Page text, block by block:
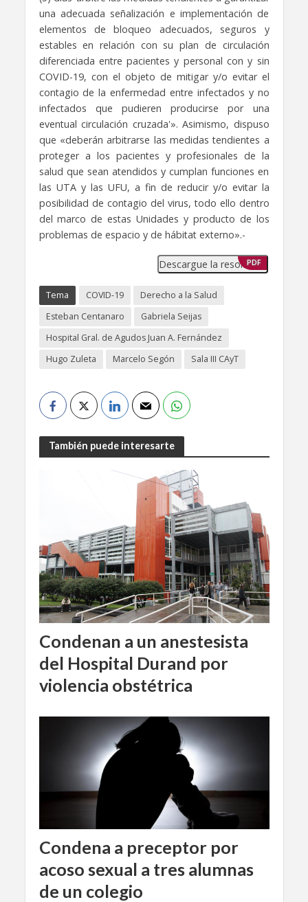
una adecuada señalización e implementación de
elementos de bloqueo adecuados, seguros y
estables en relación con su plan de circulación
diferenciada entre pacientes y personal con y sin
COVID-19, con el objeto de mitigar y/o evitar el
contagio de la enfermedad entre infectados y no
infectados que pudieren producirse por una
eventual circulación cruzada'». Asimismo, dispuso
que «deberán arbitrarse las medidas tendientes a
proteger a los pacientes y profesionales de la
salud que sean atendidos y cumplan funciones en
las UTA y las UFU, a fin de reducir y/o evitar la
posibilidad de contagio del virus, todo ello dentro
del marco de estas Unidades y producto de los
problemas de espacio y de hábitat externo».-
Descargue la resolución
PDF
Tema COVID-19
Derecho a la Salud
Esteban Centanaro
Gabriela Seijas
Hospital Gral. de Agudos Juan A. Fernández
Hugo Zuleta
Marcelo Segón Sala III CAyT
También puede interesarte
Condenan a un anestesista
del Hospital Durand por
violencia obstétrica
Condena a preceptor por
acoso sexual a tres alumnas
de un colegio